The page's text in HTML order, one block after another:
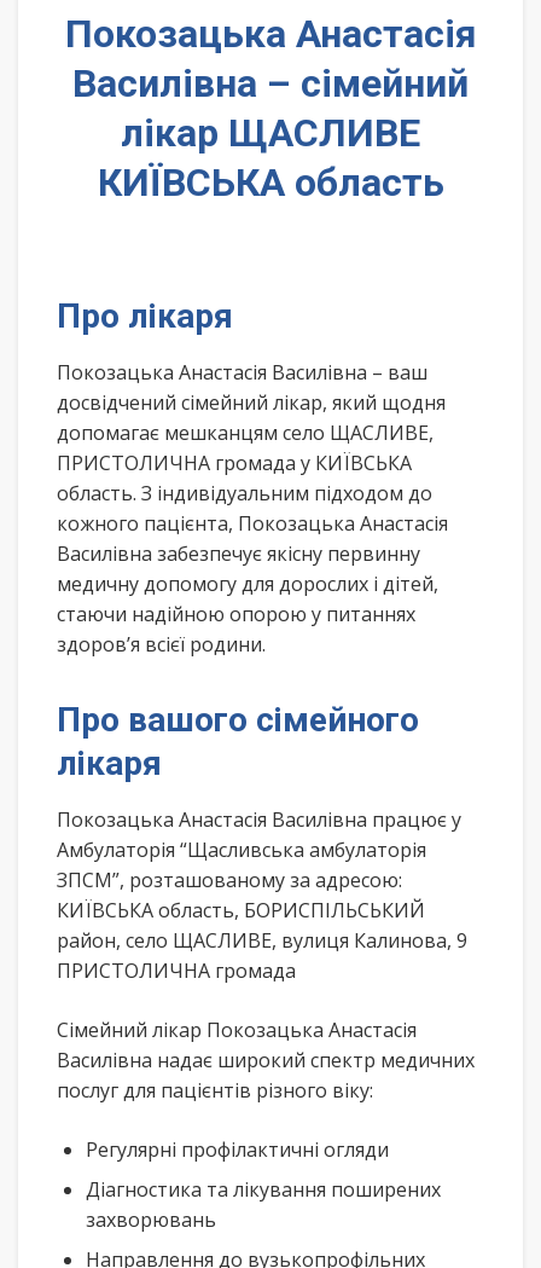
Покозацька Анастасія
Василівна – сімейний
лікар ЩАСЛИВЕ
КИЇВСЬКА область
Про лікаря
Покозацька Анастасія Василівна – ваш
досвідчений сімейний лікар, який щодня
допомагає мешканцям село ЩАСЛИВЕ,
ПРИСТОЛИЧНА громада у КИЇВСЬКА
область. З індивідуальним підходом до
кожного пацієнта, Покозацька Анастасія
Василівна забезпечує якісну первинну
медичну допомогу для дорослих і дітей,
стаючи надійною опорою у питаннях
здоров’я всієї родини.
Про вашого сімейного
лікаря
Покозацька Анастасія Василівна працює у
Амбулаторія “Щасливська амбулаторія
ЗПСМ”, розташованому за адресою:
КИЇВСЬКА область, БОРИСПІЛЬСЬКИЙ
район, село ЩАСЛИВЕ, вулиця Калинова, 9
ПРИСТОЛИЧНА громада
Сімейний лікар Покозацька Анастасія
Василівна надає широкий спектр медичних
послуг для пацієнтів різного віку:
Регулярні профілактичні огляди
Діагностика та лікування поширених
захворювань
Направлення до вузькопрофільних